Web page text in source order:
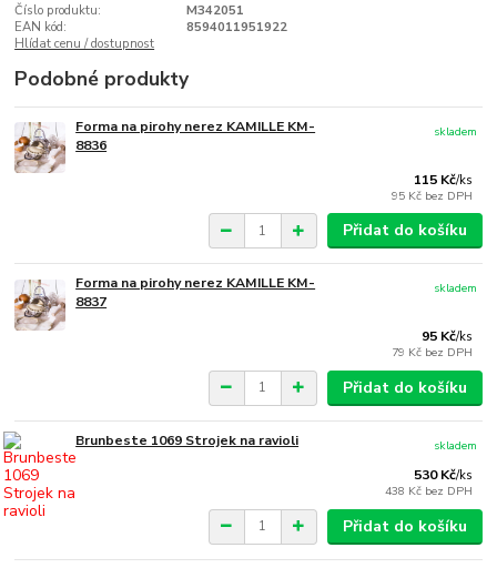
Číslo produktu:
M342051
EAN kód:
8594011951922
Hlídat cenu / dostupnost
Podobné produkty
Forma na pirohy nerez KAMILLE KM-
8836
115 Kč/ks
95 Kč bez DPH
skladem
Přidat do košíku
Forma na pirohy nerez KAMILLE KM-
8837
95 Kč/ks
79 Kč bez DPH
skladem
Přidat do košíku
Brunbeste 1069 Strojek na ravioli
530 Kč/ks
438 Kč bez DPH
skladem
Přidat do košíku